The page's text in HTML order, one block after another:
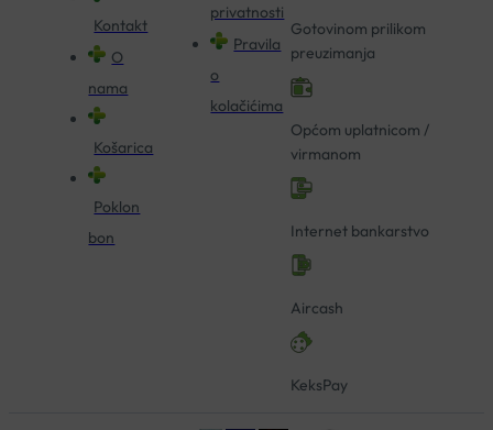
Kontakt
O
nama
Košarica
Poklon
bon
privatnosti
Pravila
o
kolačićima
Gotovinom prilikom
preuzimanja
Općom uplatnicom /
virmanom
Internet bankarstvo
Aircash
KeksPay